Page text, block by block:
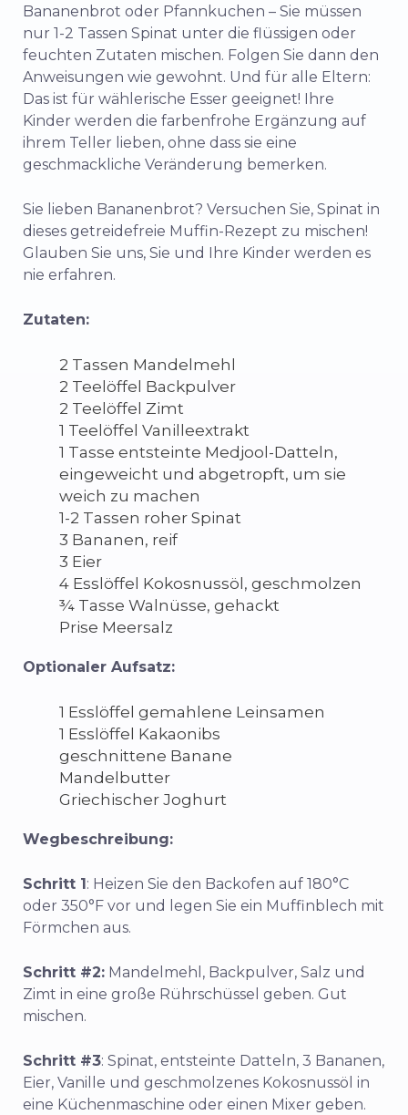
Bananenbrot oder Pfannkuchen – Sie müssen
nur 1-2 Tassen Spinat unter die flüssigen oder
feuchten Zutaten mischen. Folgen Sie dann den
Anweisungen wie gewohnt. Und für alle Eltern:
Das ist für wählerische Esser geeignet! Ihre
Kinder werden die farbenfrohe Ergänzung auf
ihrem Teller lieben, ohne dass sie eine
geschmackliche Veränderung bemerken.
Sie lieben Bananenbrot? Versuchen Sie, Spinat in
dieses getreidefreie Muffin-Rezept zu mischen!
Glauben Sie uns, Sie und Ihre Kinder werden es
nie erfahren.
Zutaten:
2 Tassen Mandelmehl
2 Teelöffel Backpulver
2 Teelöffel Zimt
1 Teelöffel Vanilleextrakt
1 Tasse entsteinte Medjool-Datteln,
eingeweicht und abgetropft, um sie
weich zu machen
1-2 Tassen roher Spinat
3 Bananen, reif
3 Eier
4 Esslöffel Kokosnussöl, geschmolzen
¾ Tasse Walnüsse, gehackt
Prise Meersalz
Optionaler Aufsatz:
1 Esslöffel gemahlene Leinsamen
1 Esslöffel Kakaonibs
geschnittene Banane
Mandelbutter
Griechischer Joghurt
Wegbeschreibung:
Schritt 1 : Heizen Sie den Backofen auf 180°C
oder 350°F vor und legen Sie ein Muffinblech mit
Förmchen aus.
Schritt #2: Mandelmehl, Backpulver, Salz und
Zimt in eine große Rührschüssel geben. Gut
mischen.
Schritt #3: Spinat, entsteinte Datteln, 3 Bananen,
Eier, Vanille und geschmolzenes Kokosnussöl in
eine Küchenmaschine oder einen Mixer geben.